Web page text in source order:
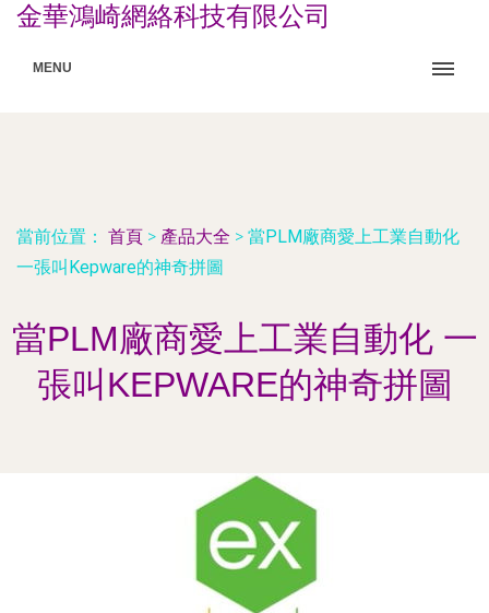
金華鴻崎網絡科技有限公司
MENU
當前位置： 首頁 > 產品大全 > 當PLM廠商愛上工業自動化
一張叫Kepware的神奇拼圖
當PLM廠商愛上工業自動化 一
張叫KEPWARE的神奇拼圖